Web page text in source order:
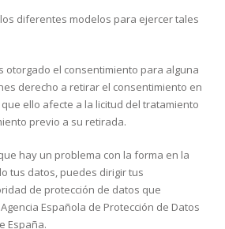
diferentes modelos para ejercer tales
otorgado el consentimiento para alguna
derecho a retirar el consentimiento en
ello afecte a la licitud del tratamiento
previo a su retirada.
hay un problema con la forma en la
tus datos, puedes dirigir tus
de protección de datos que
Española de Protección de Datos
España.